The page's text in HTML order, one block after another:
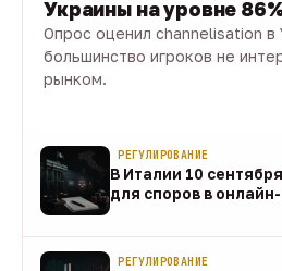
Украины на уровне
Опрос оценил channelisation в
большинство игроков не
рынком.
РЕГУЛИРОВАНИЕ
В Италии 10
для споров в
РЕГУЛИРОВАНИЕ